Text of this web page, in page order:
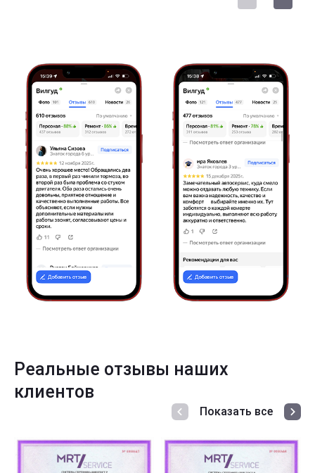
Реальные отзывы наших
клиентов
Показать все